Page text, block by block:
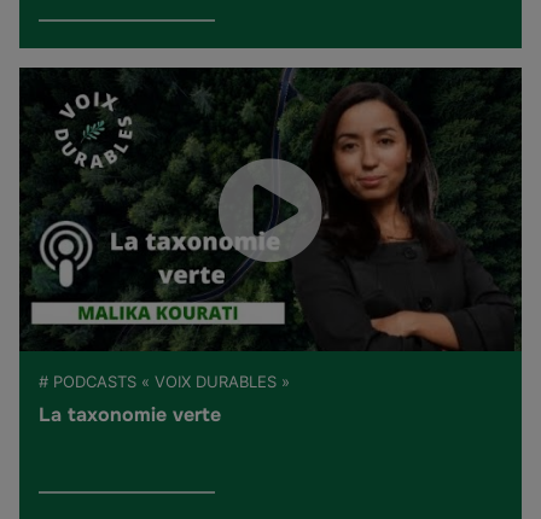
# PODCASTS « VOIX DURABLES »
La taxonomie verte